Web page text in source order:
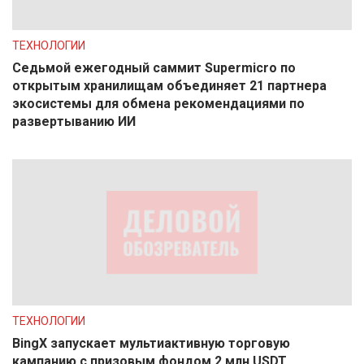
ТЕХНОЛОГИИ
Седьмой ежегодный саммит Supermicro по
открытым хранилищам объединяет 21 партнера
экосистемы для обмена рекомендациями по
развертыванию ИИ
ТЕХНОЛОГИИ
BingX запускает мультиактивную торговую